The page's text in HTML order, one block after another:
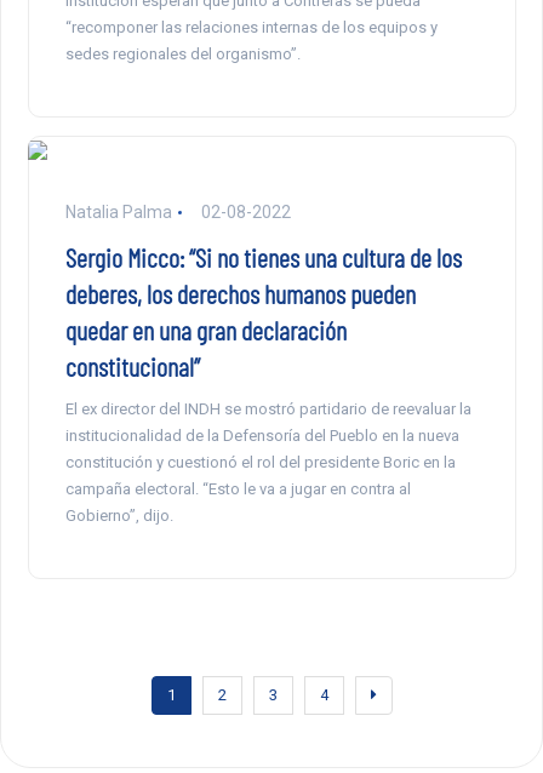
“recomponer las relaciones internas de los equipos y
sedes regionales del organismo”.
Natalia Palma 02-08-2022
Sergio Micco: “Si no tienes una cultura de los
deberes, los derechos humanos pueden
quedar en una gran declaración
constitucional”
El ex director del INDH se mostró partidario de reevaluar la
institucionalidad de la Defensoría del Pueblo en la nueva
constitución y cuestionó el rol del presidente Boric en la
campaña electoral. “Esto le va a jugar en contra al
Gobierno”, dijo.
1 2 3 4